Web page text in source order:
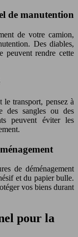
de manutention
de votre camion,
Des diables,
peuvent rendre cette
le transport, pensez à
des sangles ou des
peuvent éviter les
de déménagement
et du papier bulle.
vos biens durant
pour la